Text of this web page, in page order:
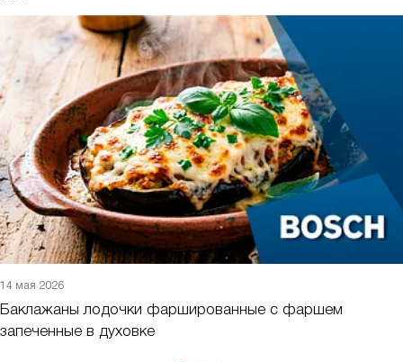
14 мая 2026
Баклажаны лодочки фаршированные с фаршем
запеченные в духовке